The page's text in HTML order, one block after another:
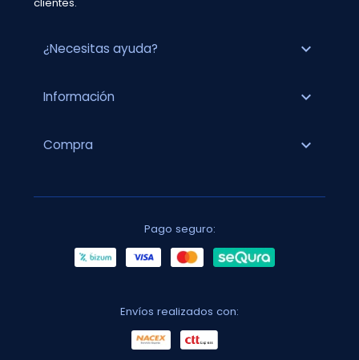
clientes.
¿Necesitas ayuda? expand_more
Información expand_more
Compra expand_more
Pago seguro:
Envíos realizados con: